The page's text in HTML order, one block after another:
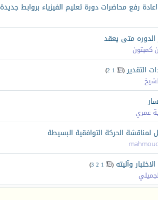
رفع محاضرات دورة تعليم الفيزياء بروابط جديدة
الدوره متى يعقد
كمبتون
التقدير‏
(
1
2
)
عمري
لمناقشة الحركة التوافقية البسيطة
وآليته (
1
2
3
)